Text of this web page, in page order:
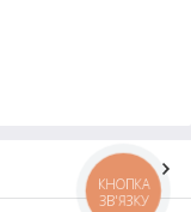
КНОПКА
ЗВ'ЯЗКУ